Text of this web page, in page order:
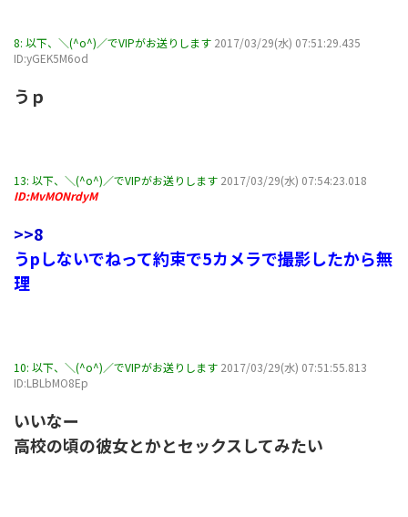
8: 以下、＼(^o^)／でVIPがお送りします 2017/03/29(水) 07:51:29.435
ID:yGEK5M6od
うｐ
13: 以下、＼(^o^)／でVIPがお送りします 2017/03/29(水) 07:54:23.018
ID:MvMONrdyM
>>8
うpしないでねって約束で5カメラで撮影したから無
理
10: 以下、＼(^o^)／でVIPがお送りします 2017/03/29(水) 07:51:55.813
ID:LBLbMO8Ep
いいなー
高校の頃の彼女とかとセックスしてみたい